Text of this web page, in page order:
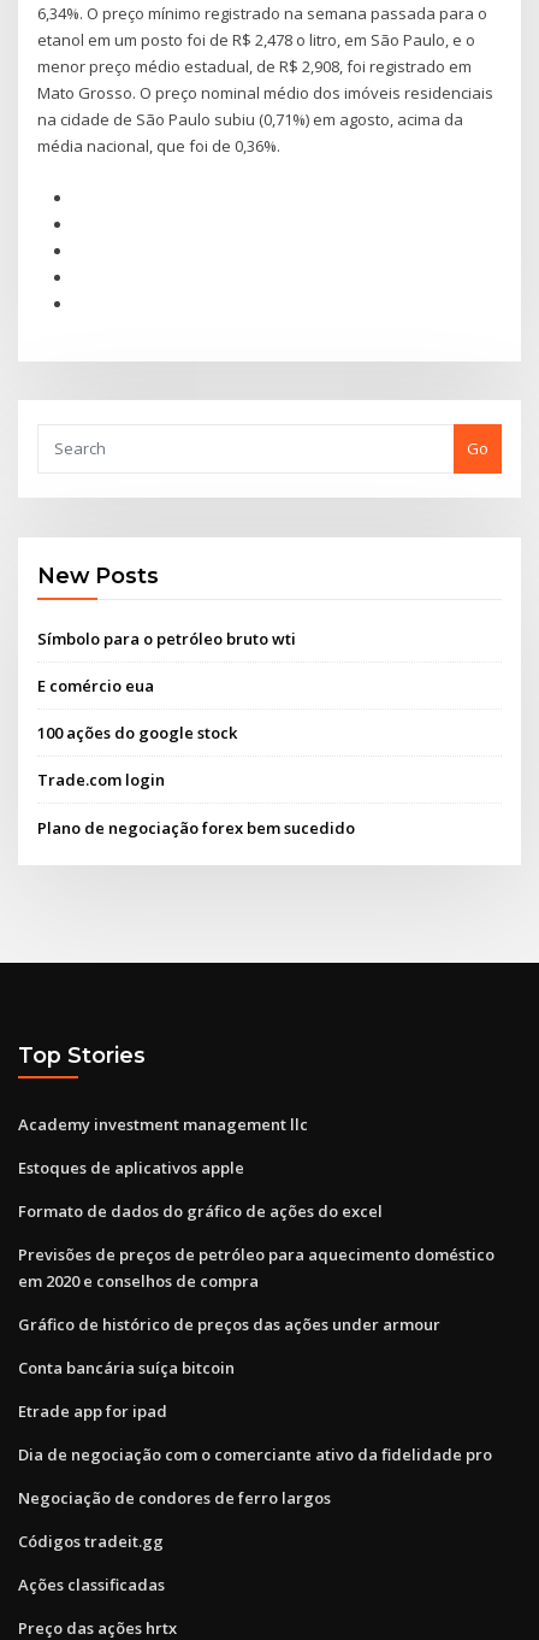
6,34%. O preço mínimo registrado na semana passada para o
etanol em um posto foi de R$ 2,478 o litro, em São Paulo, e o
menor preço médio estadual, de R$ 2,908, foi registrado em
Mato Grosso. O preço nominal médio dos imóveis residenciais
na cidade de São Paulo subiu (0,71%) em agosto, acima da
média nacional, que foi de 0,36%.
Go
New Posts
Símbolo para o petróleo bruto wti
E comércio eua
100 ações do google stock
Trade.com login
Plano de negociação forex bem sucedido
Top Stories
Academy investment management llc
Estoques de aplicativos apple
Formato de dados do gráfico de ações do excel
Previsões de preços de petróleo para aquecimento doméstico
em 2020 e conselhos de compra
Gráfico de histórico de preços das ações under armour
Conta bancária suíça bitcoin
Etrade app for ipad
Dia de negociação com o comerciante ativo da fidelidade pro
Negociação de condores de ferro largos
Códigos tradeit.gg
Ações classificadas
Preço das ações hrtx